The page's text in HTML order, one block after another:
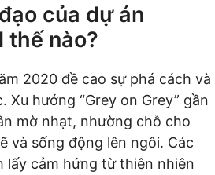
của dự án
thế nào?
2020 đề cao sự phá cách và
Xu hướng “Grey on Grey” gần
mờ nhạt, nhường chỗ cho
và sống động lên ngôi. Các
lấy cảm hứng từ thiên nhiên